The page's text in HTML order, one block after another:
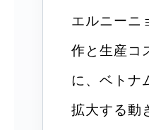
エルニーニ
作と生産コ
に、ベトナ
拡大する動